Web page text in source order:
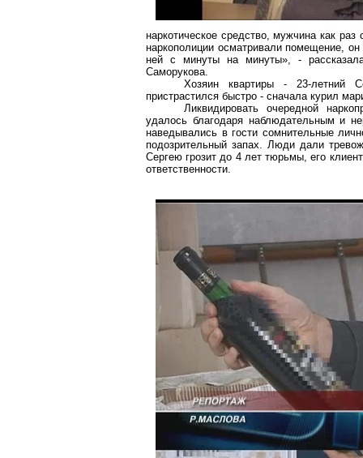
наркотическое средство, мужчина как
наркополиции осматривали помещение, он
ней с минуты на минуты», -
Саморукова.
Хозяин квартиры - 23-летний
пристрастился быстро - сначала курил
Ликвидироватьочередной
удалось благодаря наблюдательным и
наведывались в гости сомнительные
подозрительный запах. Люди дали
Сергею грозит до 4 лет тюрьмы, его
ответственности.